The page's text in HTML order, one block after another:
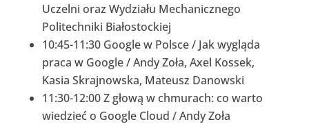
Uczelni oraz Wydziału Mechanicznego
Politechniki Białostockiej
10:45-11:30 Google w Polsce / Jak wygląda
praca w Google / Andy Zoła, Axel Kossek,
Kasia Skrajnowska, Mateusz Danowski
11:30-12:00 Z głową w chmurach: co warto
wiedzieć o Google Cloud / Andy Zoła